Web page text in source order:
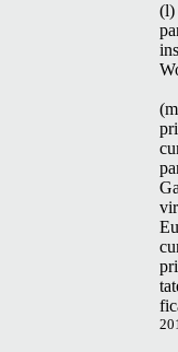
(l)